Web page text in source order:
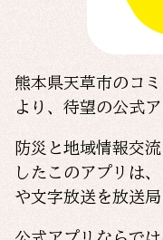
熊本県天草市のコミ
より、待望の公式
防災と地域情報交
したこのアプリは
や文字放送を放送